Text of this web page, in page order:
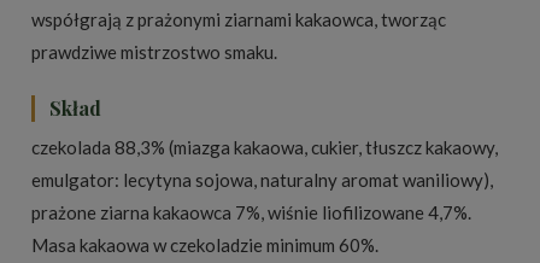
współgrają z prażonymi ziarnami kakaowca, tworząc
prawdziwe mistrzostwo smaku.
Skład
czekolada 88,3% (miazga kakaowa, cukier, tłuszcz kakaowy,
emulgator: lecytyna sojowa, naturalny aromat waniliowy),
prażone ziarna kakaowca 7%, wiśnie liofilizowane 4,7%.
Masa kakaowa w czekoladzie minimum 60%.